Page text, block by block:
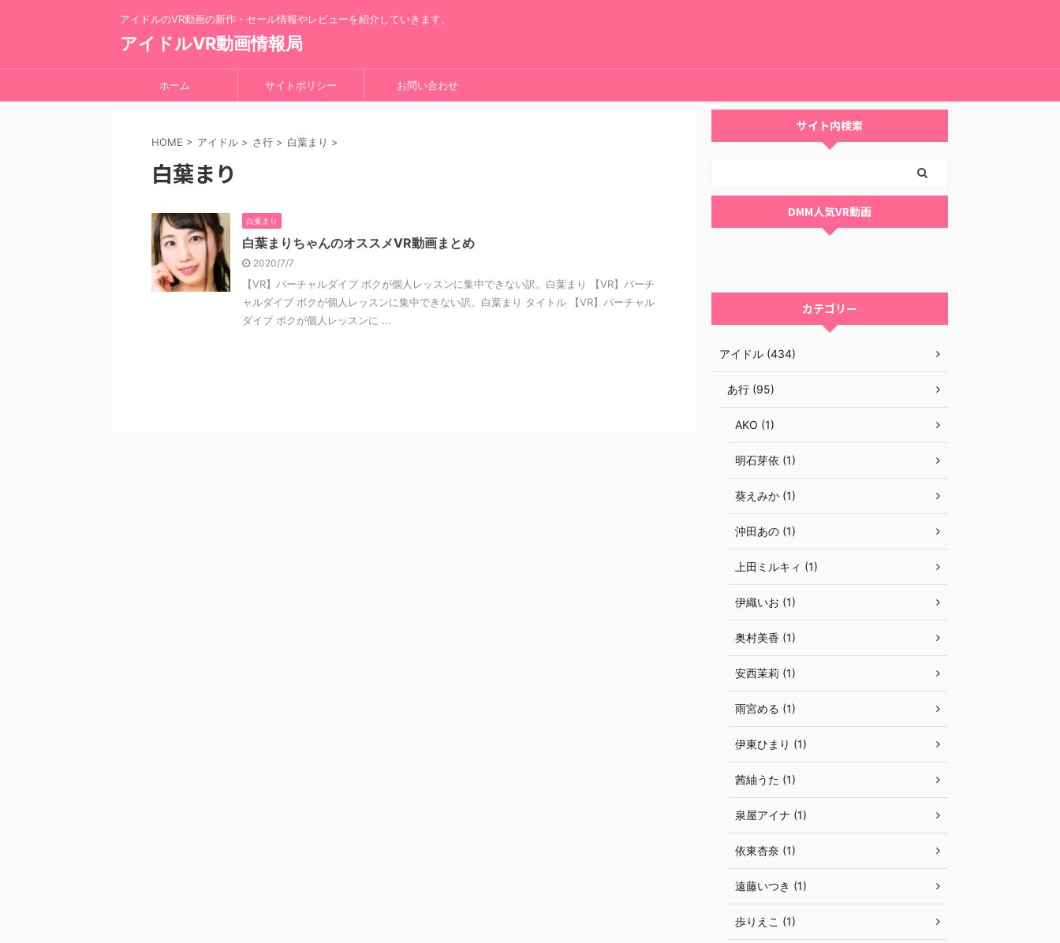
アイドルのVR動画の新作・セール情報やレビューを紹介していきます。
アイドルVR動画情報局
ホーム サイトポリシー お問い合わせ
HOME > アイドル > さ行 > 白葉まり >
白葉まり
白葉まり
白葉まりちゃんのオススメVR動画まとめ
2020/7/7
【VR】バーチャルダイブ ボクが個人レッスンに集中できない訳。白葉まり 【VR】バーチ
ャルダイブ ボクが個人レッスンに集中できない訳。白葉まり タイトル 【VR】バーチャル
ダイブ ボクが個人レッスンに ...
サイト内検索
DMM人気VR動画
カテゴリー
アイドル (434)
あ行 (95)
AKO (1)
明石芽依 (1)
葵えみか (1)
沖田あの (1)
上田ミルキィ (1)
伊織いお (1)
奥村美香 (1)
安西茉莉 (1)
雨宮める (1)
伊東ひまり (1)
茜紬うた (1)
泉屋アイナ (1)
依東杏奈 (1)
遠藤いつき (1)
歩りえこ (1)